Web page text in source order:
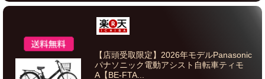
【店頭受取限定】2026年モデルPanasonic
パナソニック電動アシスト自転車ティモ
A【BE-FTA...